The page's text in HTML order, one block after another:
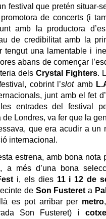
festival que pretén situar-
de concerts (i
amb la productora
de credibilitat amb la
tengut una lamentable i
abans de començar
dels Crystal Fighters.
cobrint l’slotamb
junt amb el fet
entrades del festival
de Londres, va fer que la
que era acudir a un
internacional.
estrena, amb bona nota
a més d’una bona
i, els dies 11 i 12 de
de Son Fusteret a
es pot arribar per metro
Son Fusteret) i cotxe